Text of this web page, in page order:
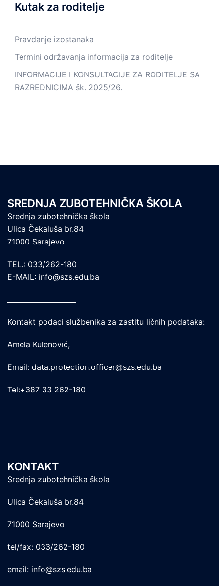
Kutak za roditelje
Pravdanje izostanaka
Termini održavanja informacija za roditelje
INFORMACIJE I KONSULTACIJE ZA RODITELJE SA
RAZREDNICIMA šk. 2025/26.
SREDNJA ZUBOTEHNIČKA ŠKOLA
Srednja zubotehnička škola
Ulica Čekaluša br.84
71000 Sarajevo
TEL.: 033/262-180
E-MAIL: info@szs.edu.ba
Kontakt podaci službenika za zastitu ličnih podataka:
Amela Kulenović,
Email: data.protection.officer@szs.edu.ba
Tel:+387 33 262-180
KONTAKT
Srednja zubotehnička škola
Ulica Čekaluša br.84
71000 Sarajevo
tel/fax: 033/262-180
email: info@szs.edu.ba